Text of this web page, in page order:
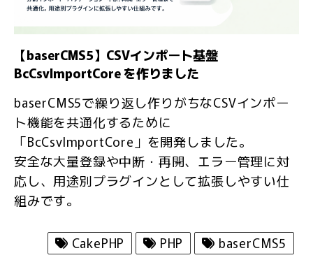
【baserCMS5】CSVインポート基盤
BcCsvImportCore を作りました
baserCMS5で繰り返し作りがちなCSVインポー
ト機能を共通化するために
「BcCsvImportCore」を開発しました。
安全な大量登録や中断・再開、エラー管理に対
応し、用途別プラグインとして拡張しやすい仕
組みです。
CakePHP PHP baserCMS5